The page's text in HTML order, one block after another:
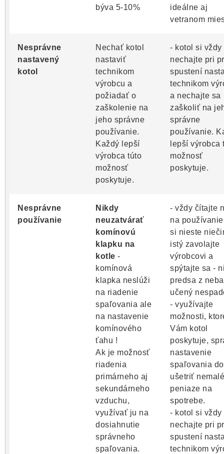
býva 5-10%
ideálne aj
vetranom
Nesprávne
nastavený
kotol
Nechať kotol
nastaviť
technikom
výrobcu a
požiadať o
zaškolenie na
jeho správne
používanie.
Každý lepší
výrobca túto
možnosť
poskytuje.
- kotol si vždy
nechajte pri
spustení
technikom
a nechajte sa
zaškoliť na
správne
používanie.
lepší výrobca
možnosť
poskytuje.
Nesprávne
používanie
Nikdy
neuzatvárať
komínovú
klapku na
kotle -
komínová
klapka neslúži
na riadenie
spaľovania ale
na nastavenie
komínového
ťahu !
Ak je možnosť
riadenia
primárneho aj
sekundárneho
vzduchu,
využívať ju na
dosiahnutie
správneho
spaľovania.
- vždy čítajte
na
si nieste
istý zavolajte
výrobcovi a
spýtajte sa -
predsa z neba
učený
- využívajte
možnosti,
Vám kotol
poskytuje,
nastavenie
spaľovania
ušetriť nemalé
peniaze na
spotrebe.
- kotol si vždy
nechajte pri
spustení
technikom